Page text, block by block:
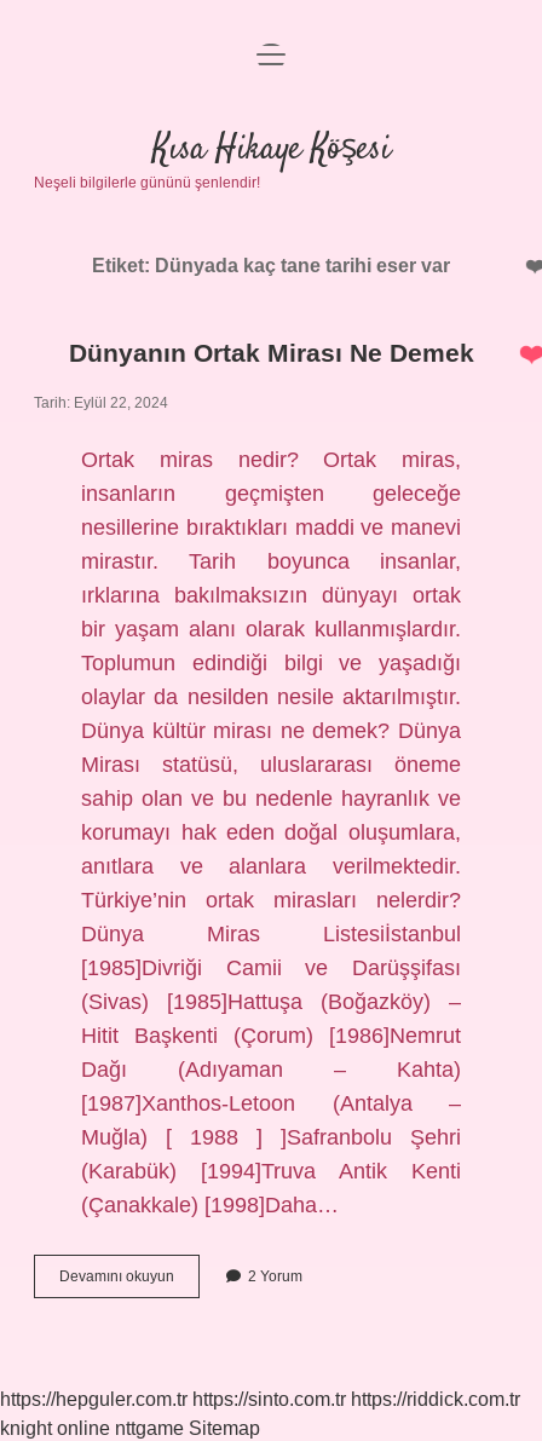
Anasayfa
Gizlilik Politikası
Yasal Uyarı
menüyü
Kısa Hikaye Köşesi
Neşeli bilgilerle gününü şenlendir!
Etiket: Dünyada kaç tane tarihi eser var
Dünyanın Ortak Mirası Ne Demek
Tarih: Eylül 22, 2024
Ortak miras nedir? Ortak miras,
insanların geçmişten geleceğe
nesillerine bıraktıkları maddi ve manevi
mirastır. Tarih boyunca insanlar,
ırklarına bakılmaksızın dünyayı ortak
bir yaşam alanı olarak kullanmışlardır.
Toplumun edindiği bilgi ve yaşadığı
olaylar da nesilden nesile aktarılmıştır.
Dünya kültür mirası ne demek? Dünya
Mirası statüsü, uluslararası öneme
sahip olan ve bu nedenle hayranlık ve
korumayı hak eden doğal oluşumlara,
anıtlara ve alanlara verilmektedir.
Türkiye’nin ortak mirasları nelerdir?
Dünya Miras Listesiİstanbul
[1985]Divriği Camii ve Darüşşifası
(Sivas) [1985]Hattuşa (Boğazköy) –
Hitit Başkenti (Çorum) [1986]Nemrut
Dağı (Adıyaman – Kahta)
[1987]Xanthos-Letoon (Antalya –
Muğla) [ 1988 ] ]Safranbolu Şehri
(Karabük) [1994]Truva Antik Kenti
(Çanakkale) [1998]Daha…
Devamını okuyun Dünyanın
Ortak
2 Yorum
https://hepguler.com.tr https://sinto.com.tr https://riddick.com.tr
knight online nttgame Sitemap